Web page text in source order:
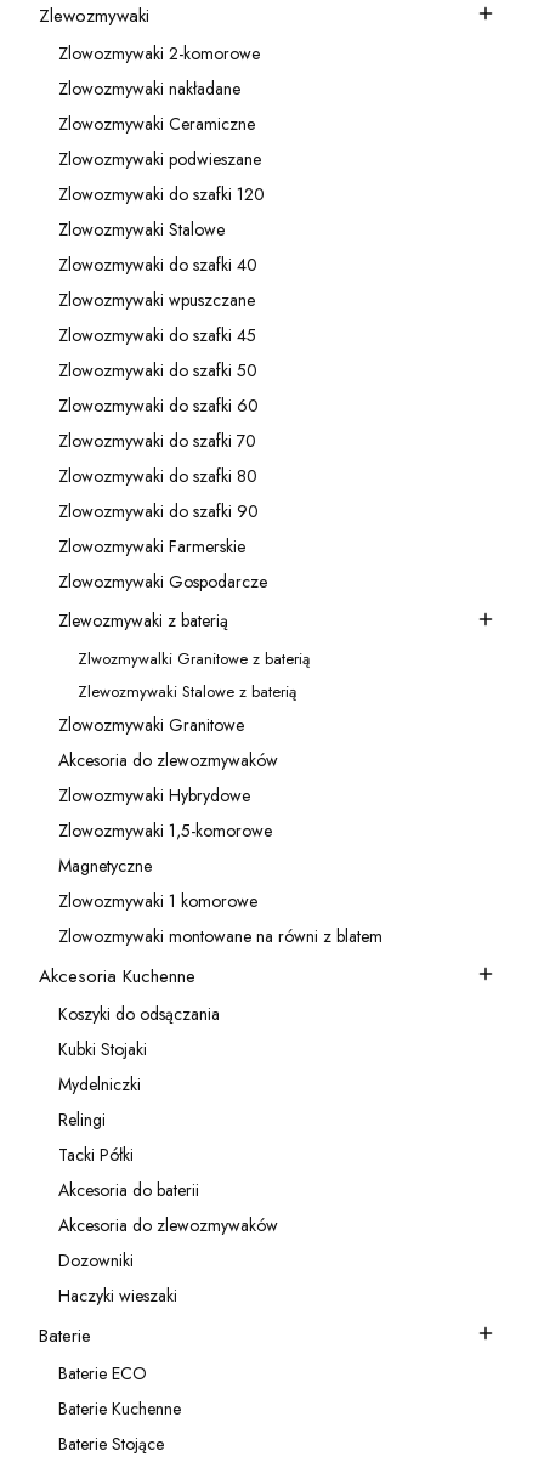
Kategoria - Zlewozmywaki
Zlewozmywaki
Kategoria - Zlowozmywaki 2-komorowe
Zlowozmywaki 2-komorowe
Kategoria - Zlowozmywaki nakładane
Zlowozmywaki nakładane
Kategoria - Zlowozmywaki Ceramiczne
Zlowozmywaki Ceramiczne
Kategoria - Zlowozmywaki podwieszane
Zlowozmywaki podwieszane
Kategoria - Zlowozmywaki do szafki 120
Zlowozmywaki do szafki 120
Kategoria - Zlowozmywaki Stalowe
Zlowozmywaki Stalowe
Kategoria - Zlowozmywaki do szafki 40
Zlowozmywaki do szafki 40
Kategoria - Zlowozmywaki wpuszczane
Zlowozmywaki wpuszczane
Kategoria - Zlowozmywaki do szafki 45
Zlowozmywaki do szafki 45
Kategoria - Zlowozmywaki do szafki 50
Zlowozmywaki do szafki 50
Kategoria - Zlowozmywaki do szafki 60
Zlowozmywaki do szafki 60
Kategoria - Zlowozmywaki do szafki 70
Zlowozmywaki do szafki 70
Kategoria - Zlowozmywaki do szafki 80
Zlowozmywaki do szafki 80
Kategoria - Zlowozmywaki do szafki 90
Zlowozmywaki do szafki 90
Kategoria - Zlowozmywaki Farmerskie
Zlowozmywaki Farmerskie
Kategoria - Zlowozmywaki Gospodarcze
Zlowozmywaki Gospodarcze
Kategoria - Zlewozmywaki z baterią
Zlewozmywaki z baterią
Kategoria - Zlwozmywalki Granitowe z baterią
Zlwozmywalki Granitowe z baterią
Kategoria - Zlewozmywaki Stalowe z baterią
Zlewozmywaki Stalowe z baterią
Kategoria - Zlowozmywaki Granitowe
Zlowozmywaki Granitowe
Kategoria - Akcesoria do zlewozmywaków
Akcesoria do zlewozmywaków
Kategoria - Zlowozmywaki Hybrydowe
Zlowozmywaki Hybrydowe
Kategoria - Zlowozmywaki 1,5-komorowe
Zlowozmywaki 1,5-komorowe
Kategoria - Magnetyczne
Magnetyczne
Kategoria - Zlowozmywaki 1 komorowe
Zlowozmywaki 1 komorowe
Kategoria - Zlowozmywaki montowane na równi z blatem
Zlowozmywaki montowane na równi z blatem
Kategoria - Akcesoria Kuchenne
Akcesoria Kuchenne
Kategoria - Koszyki do odsączania
Koszyki do odsączania
Kategoria - Kubki Stojaki
Kubki Stojaki
Kategoria - Mydelniczki
Mydelniczki
Kategoria - Relingi
Relingi
Kategoria - Tacki Półki
Tacki Półki
Kategoria - Akcesoria do baterii
Akcesoria do baterii
Kategoria - Akcesoria do zlewozmywaków
Akcesoria do zlewozmywaków
Kategoria - Dozowniki
Dozowniki
Kategoria - Haczyki wieszaki
Haczyki wieszaki
Kategoria - Baterie
Baterie
Kategoria - Baterie ECO
Baterie ECO
Kategoria - Baterie Kuchenne
Baterie Kuchenne
Kategoria - Baterie Stojące
Baterie Stojące